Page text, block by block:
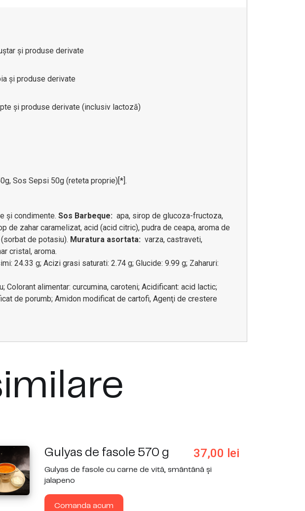
și produse derivate
și produse derivate
și produse derivate (inclusiv lactoză)
Sos Sepsi 50g (reteta proprie)[*].
şi condimente. Sos Barbeque: apa, sirop de glucoza-fructoza,
de zahar caramelizat, acid (acid citric), pudra de ceapa, aroma de
de potasiu). Muratura asortata: varza, castraveti,
cristal, aroma.
24.33 g; Acizi grasi saturati: 2.74 g; Glucide: 9.99 g; Zaharuri:
alimentar: curcumina, caroteni; Acidificant: acid lactic;
de porumb; Amidon modificat de cartofi, Agenţi de crestere
Gulyas de fasole 570 g 37,00 lei
Gulyas de fasole cu carne de vită, smântână și
jalapeno
Comanda acum